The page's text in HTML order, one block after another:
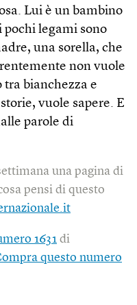
Lui è un bambino
pochi legami sono
una sorella, che
non vuole
bianchezza e
vuole sapere. E
parole di
una pagina di
pensi di questo
1631 di
questo numero